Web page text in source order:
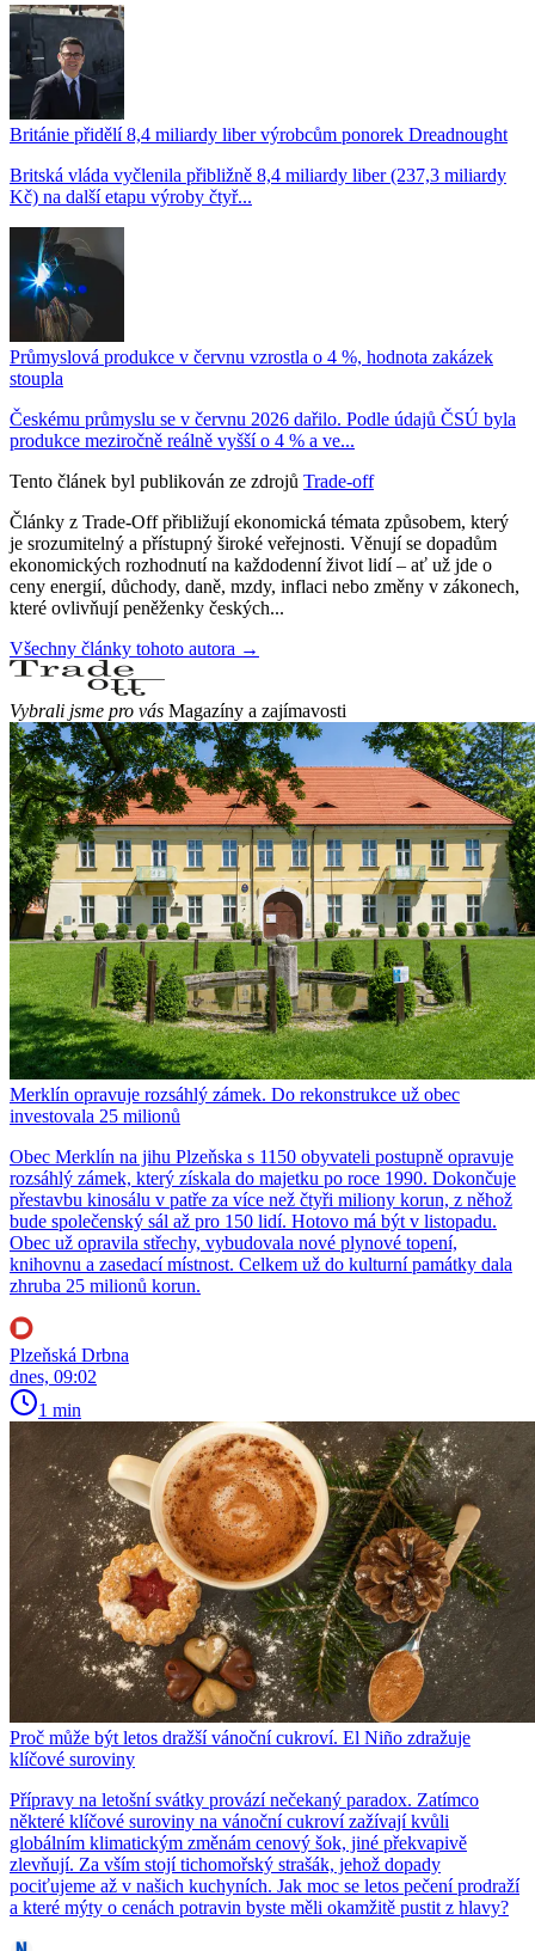
Británie přidělí 8,4 miliardy liber výrobcům ponorek Dreadnought
Britská vláda vyčlenila přibližně 8,4 miliardy liber (237,3 miliardy
Kč) na další etapu výroby čtyř...
Průmyslová produkce v červnu vzrostla o 4 %, hodnota zakázek
stoupla
Českému průmyslu se v červnu 2026 dařilo. Podle údajů ČSÚ byla
produkce meziročně reálně vyšší o 4 % a ve...
Tento článek byl publikován ze zdrojů Trade-off
Články z Trade-Off přibližují ekonomická témata způsobem, který
je srozumitelný a přístupný široké veřejnosti. Věnují se dopadům
ekonomických rozhodnutí na každodenní život lidí – ať už jde o
ceny energií, důchody, daně, mzdy, inflaci nebo změny v zákonech,
které ovlivňují peněženky českých...
Všechny články tohoto autora →
Vybrali jsme pro vás Magazíny a zajímavosti
Merklín opravuje rozsáhlý zámek. Do rekonstrukce už obec
investovala 25 milionů
Obec Merklín na jihu Plzeňska s 1150 obyvateli postupně opravuje
rozsáhlý zámek, který získala do majetku po roce 1990. Dokončuje
přestavbu kinosálu v patře za více než čtyři miliony korun, z něhož
bude společenský sál až pro 150 lidí. Hotovo má být v listopadu.
Obec už opravila střechy, vybudovala nové plynové topení,
knihovnu a zasedací místnost. Celkem už do kulturní památky dala
zhruba 25 milionů korun.
Plzeňská Drbna
dnes, 09:02
1 min
Proč může být letos dražší vánoční cukroví. El Niño zdražuje
klíčové suroviny
Přípravy na letošní svátky provází nečekaný paradox. Zatímco
některé klíčové suroviny na vánoční cukroví zažívají kvůli
globálním klimatickým změnám cenový šok, jiné překvapivě
zlevňují. Za vším stojí tichomořský strašák, jehož dopady
pociťujeme až v našich kuchyních. Jak moc se letos pečení prodraží
a které mýty o cenách potravin byste měli okamžitě pustit z hlavy?